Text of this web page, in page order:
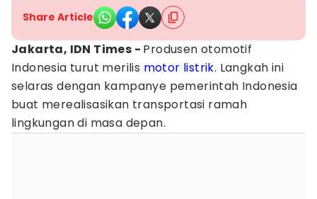
Share Article
Jakarta, IDN Times - Produsen otomotif
Indonesia turut merilis motor listrik. Langkah ini
selaras dengan kampanye pemerintah Indonesia
buat merealisasikan transportasi ramah
lingkungan di masa depan.